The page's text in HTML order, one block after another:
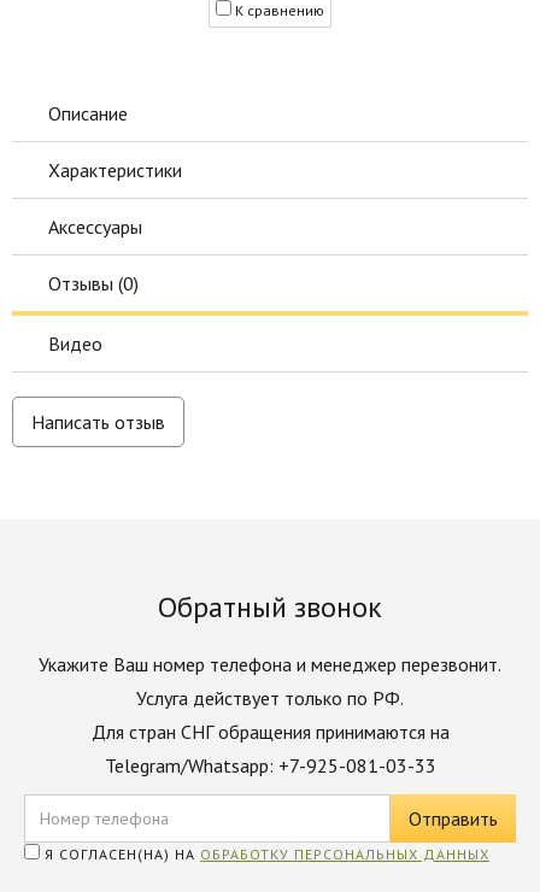
К сравнению
Описание
Характеристики
Аксессуары
Отзывы (0)
Видео
Написать отзыв
Обратный звонок
Укажите Ваш номер телефона и менеджер перезвонит.
Услуга действует только по РФ.
Для стран СНГ обращения принимаются на
Telegram/Whatsapp: +7-925-081-03-33
Я СОГЛАСЕН(НА) НА ОБРАБОТКУ ПЕРСОНАЛЬНЫХ ДАННЫХ